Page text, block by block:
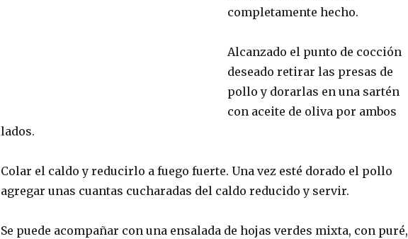
completamente hecho.
Alcanzado el punto de cocción
deseado retirar las presas de
pollo y dorarlas en una sartén
con aceite de oliva por ambos
lados.
Colar el caldo y reducirlo a fuego fuerte. Una vez esté dorado el pollo
agregar unas cuantas cucharadas del caldo reducido y servir.
Se puede acompañar con una ensalada de hojas verdes mixta, con puré,